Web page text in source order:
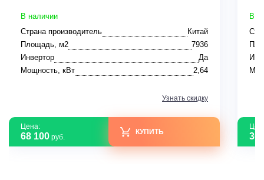
В наличии
Страна производитель
Китай
Площадь, м2
7936
Инвертор
Да
Мощность, кВт
2,64
Узнать скидку
Цена:
68 100 руб.
КУПИТЬ
В
30